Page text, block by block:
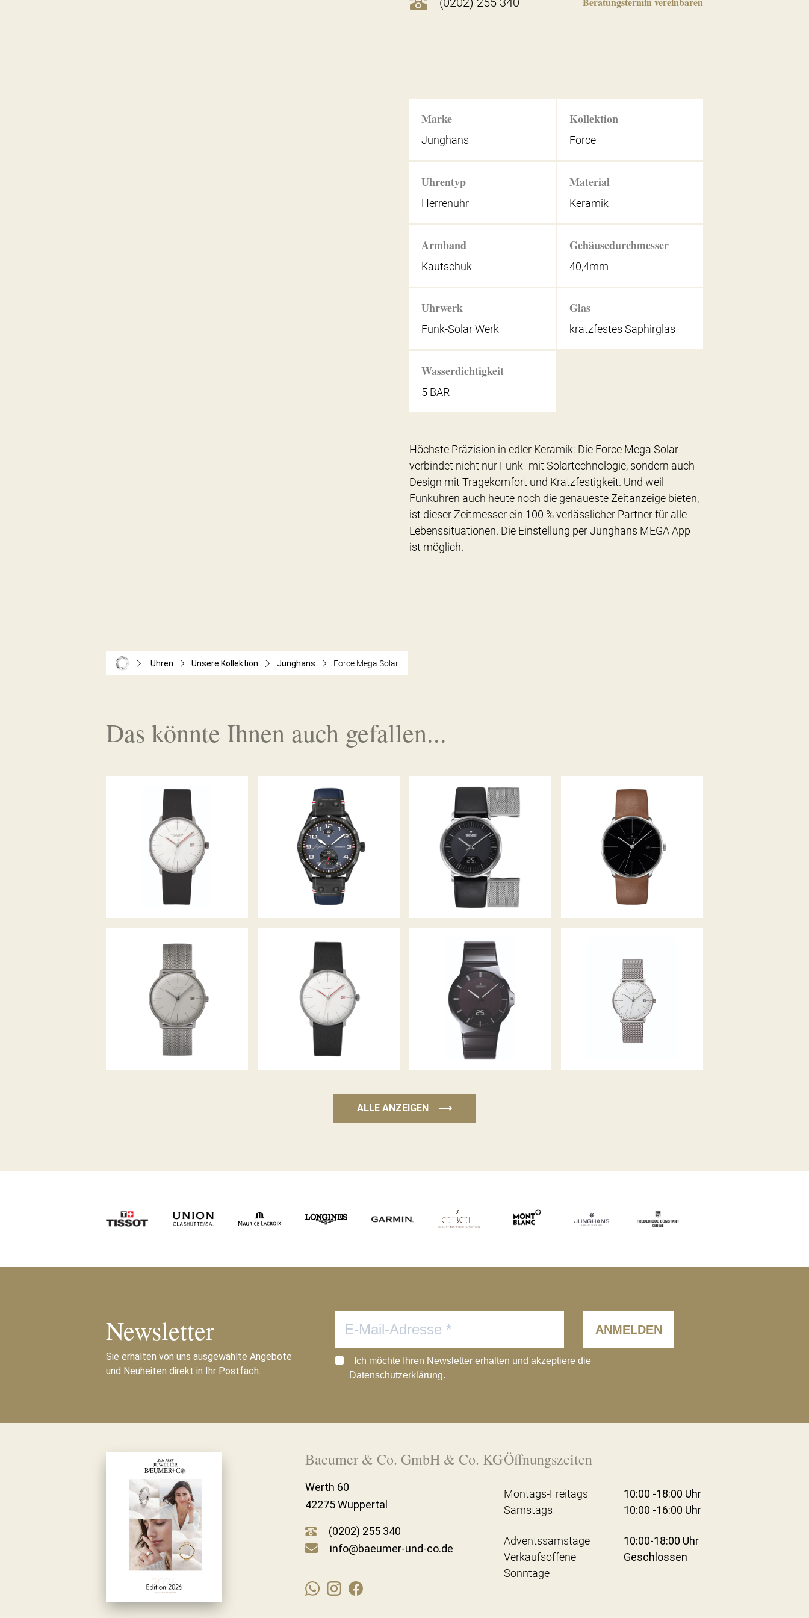
Marke
Junghans
Kollektion
Force
Uhrentyp
Herrenuhr
Material
Keramik
Armband
Kautschuk
Gehäusedurchmesser
40,4mm
Uhrwerk
Funk-Solar Werk
Glas
kratzfestes Saphirglas
Wasserdichtigkeit
5 BAR
Höchste Präzision in edler Keramik: Die Force Mega Solar
verbindet nicht nur Funk- mit Solartechnologie, sondern auch
Design mit Tragekomfort und Kratzfestigkeit. Und weil
Funkuhren auch heute noch die genaueste Zeitanzeige bieten,
ist dieser Zeitmesser ein 100 % verlässlicher Partner für alle
Lebenssituationen. Die Einstellung per Junghans MEGA App
ist möglich.
Uhren Unsere Kollektion Junghans Force Mega Solar
Das könnte Ihnen auch gefallen...
MAX BILL AUTOMATIC
BAUHAUS
MEISTER PILOT AUTOMATIC
NAVY BLUE
MILANO MEGA SOLAR MEISTER FEIN AUTOMATIK
MAX BILL MEGA SOLAR
MAX BILL AUTOMATIK
BAUHAUS
JUNGHANS FORCE MEGA
SOLAR
MAX BILL QUARZ
ALLE ANZEIGEN ⟶
Newsletter
Sie erhalten von uns ausgewählte Angebote
und Neuheiten direkt in Ihr Postfach.
ANMELDEN
Ich möchte Ihren Newsletter erhalten und akzeptiere die
Datenschutzerklärung.
Baeumer & Co. GmbH & Co. KG
Werth 60
42275 Wuppertal
(0202) 255 340
info@baeumer-und-co.de
Öffnungszeiten
Montags-Freitags
10:00 -18:00 Uhr
Samstags
10:00 -16:00 Uhr
Adventssamstage
10:00-18:00 Uhr
Verkaufsoffene
Sonntage
Geschlossen